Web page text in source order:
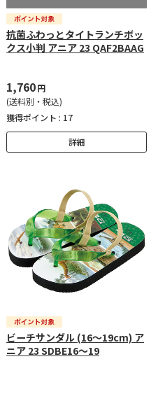
抗菌ふわっとタイトランチボッ
クス小判 アニア 23 QAF2BAAG
1,760円
(送料別・税込)
獲得ポイント : 17
詳細
ビーチサンダル (16～19cm) ア
ニア 23 SDBE16～19